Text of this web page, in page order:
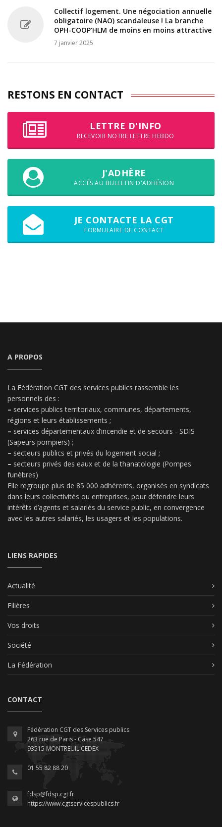
Collectif logement. Une négociation annuelle
obligatoire (NAO) scandaleuse ! La branche
OPH-COOP’HLM de moins en moins attractive
7 janvier 2025
RESTONS EN CONTACT
LETTRE D'INFO
RECEVOIR NOTRE LETTRE HEBDO
J'ADHÈRE
ACCÈS AU BULLETIN D'ADHÉSION
JE CONTACTE LA CGT
FORMULAIRE DE CONTACT
A PROPOS
La Fédération CGT des services publics rassemble les
personnels des :
– services publics territoriaux, communes, départements,
régions et leurs établissements ;
– services départementaux d’incendie et de secours - SDIS
(Sapeurs pompiers) ;
– secteurs publics et privés du logement social ;
– secteurs privés des eaux et de la thanatologie (Pompes
funèbres)
Elle regroupe plus de 85 000 adhérents, organisés en syndicats
dans leurs collectivités ou entreprises, pour défendre leurs
intérêts d’agents et salariés du service public, en convergence
avec les autres salariés, les usagers et les populations.
LIENS RAPIDES
Actualité
Filières
Vos droits
Société
La Fédération
CONTACT
Fédération CGT des Services publics
263 rue de Paris - Case 547
93515 MONTREUIL CEDEX
01 55 82 88 20
fdsp@fdsp.cgt.fr
https://www.cgtservicespublics.fr